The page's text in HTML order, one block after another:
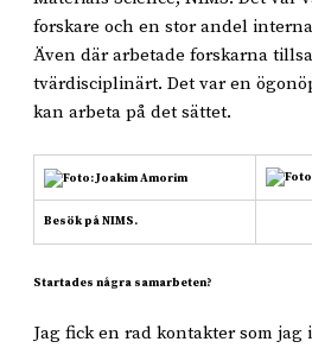
forskare och en stor andel
Även där arbetade forskarna
tvärdisciplinärt. Det var en
kan arbeta på det sättet.
Besök på NIMS.
Startades några samarbeten?
Jag fick en rad kontakter som jag